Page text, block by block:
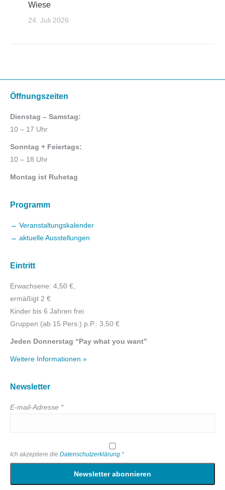
Wiese
24. Juli 2026
Öffnungszeiten
Dienstag – Samstag:
10 – 17 Uhr
Sonntag + Feiertags:
10 – 18 Uhr
Montag ist Ruhetag
Programm
→ Veranstaltungskalender
→ aktuelle Ausstellungen
Eintritt
Erwachsene: 4,50 €,
ermäßigt 2 €
Kinder bis 6 Jahren frei
Gruppen (ab 15 Pers.) p.P.: 3,50 €
Jeden Donnerstag “Pay what you want”
Weitere Informationen »
Newsletter
E-mail-Adresse *
Ich akzeptiere die Datenschutzerklärung.*